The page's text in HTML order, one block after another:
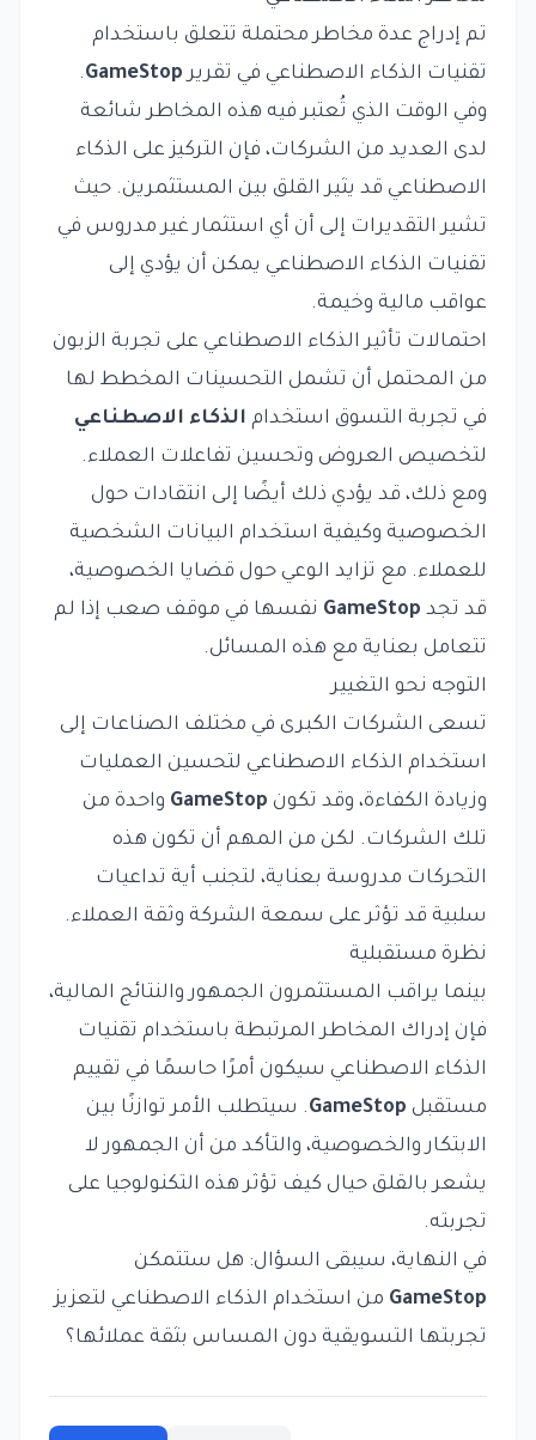
تم إدراج عدة مخاطر محتملة تتعلق باستخدام
تقنيات الذكاء الاصطناعي في تقريرGameStop
.
وفي الوقت الذي تُعتبر فيه هذه المخاطر شائعة
لدى العديد من الشركات، فإن التركيز على الذكاء
الاصطناعي قد يثير القلق بين المستثمرين. حيث
تشير التقديرات إلى أن أي استثمار غير مدروس في
تقنيات الذكاء الاصطناعي يمكن أن يؤدي إلى
عواقب مالية وخيمة.
احتمالات تأثير الذكاء الاصطناعي على تجربة الزبون
من المحتمل أن تشمل التحسينات المخطط لها
في تجربة التسوق استخدام الذكاء الاصطناعي
لتخصيص العروض وتحسين تفاعلات العملاء.
ومع ذلك، قد يؤدي ذلك أيضًا إلى انتقادات حول
الخصوصية وكيفية استخدام البيانات الشخصية
للعملاء. مع تزايد الوعي حول قضايا الخصوصية،
قد تجد GameStop نفسها في موقف صعب إذا لم
تتعامل بعناية مع هذه المسائل.
التوجه نحو التغيير
تسعى الشركات الكبرى في مختلف الصناعات إلى
استخدام الذكاء الاصطناعي لتحسين العمليات
وزيادة الكفاءة، وقد تكون GameStop واحدة من
تلك الشركات. لكن من المهم أن تكون هذه
التحركات مدروسة بعناية، لتجنب أية تداعيات
سلبية قد تؤثر على سمعة الشركة وثقة العملاء.
نظرة مستقبلية
بينما يراقب المستثمرون الجمهور والنتائج المالية،
فإن إدراك المخاطر المرتبطة باستخدام تقنيات
الذكاء الاصطناعي سيكون أمرًا حاسمًا في تقييم
مستقبل GameStop. سيتطلب الأمر توازنًا بين
الابتكار والخصوصية، والتأكد من أن الجمهور لا
يشعر بالقلق حيال كيف تؤثر هذه التكنولوجيا على
تجربته.
في النهاية، سيبقى السؤال: هل ستتمكن
GameStop من استخدام الذكاء الاصطناعي لتعزيز
تجربتها التسويقية دون المساس بثقة عملائها؟